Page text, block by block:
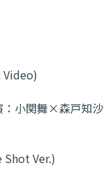
Video)
小関舞×森戸知沙
Shot Ver.)